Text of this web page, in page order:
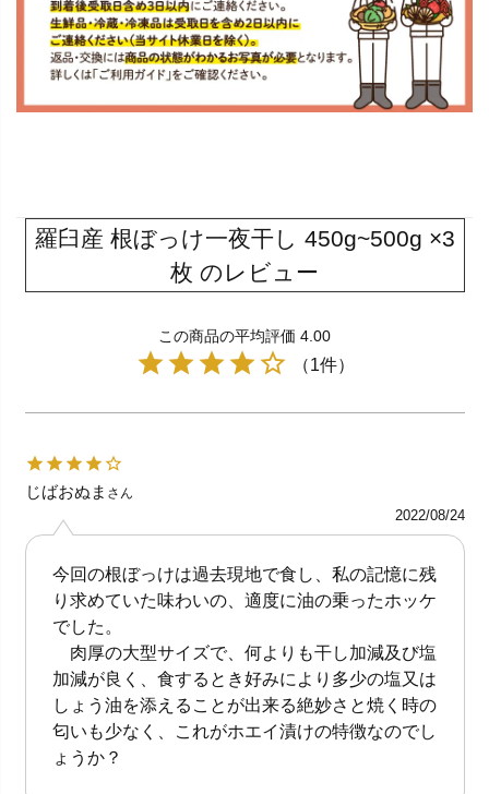
羅臼産 根ぼっけ一夜干し 450g~500g ×3
枚 のレビュー
この商品の平均評価 4.00
（1件）
じばおぬま さん
2022/08/24
今回の根ぼっけは過去現地で食し、私の記憶に残
り求めていた味わいの、適度に油の乗ったホッケ
でした。
肉厚の大型サイズで、何よりも干し加減及び塩
加減が良く、食するとき好みにより多少の塩又は
しょう油を添えることが出来る絶妙さと焼く時の
匂いも少なく、これがホエイ漬けの特徴なのでし
ょうか？